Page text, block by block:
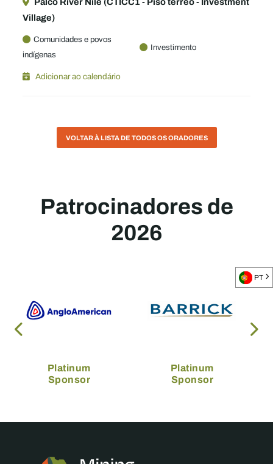
Village)
Comunidades e povos
indígenas
Investimento
Adicionar ao calendário
VOLTAR À LISTA DE TODOS OS ORADORES
Patrocinadores de
2026
Platinum
Sponsor
Platinum
Sponsor
PT